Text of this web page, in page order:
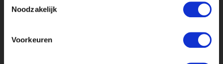
Noodzakelijk
Voorkeuren
TECHNISCHE PRODUCTIE STAGIAIR BIJ